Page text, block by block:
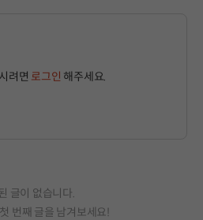
려면 로그인 해주세요.
글이 없습니다.
번째 글을 남겨보세요!